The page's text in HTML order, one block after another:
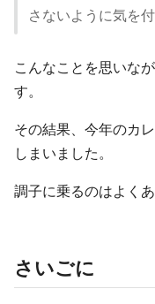
さないように気を付
こんなことを思いな
す。
その結果、今年のカ
しまいました。
調子に乗るのはよくあ
さいごに